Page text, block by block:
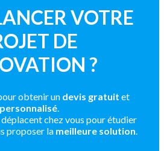
VOTRE
DE
?
obtenir un devis gratuit et
personnalisé.
déplacent chez vous pour étudier
proposer la meilleure solution.